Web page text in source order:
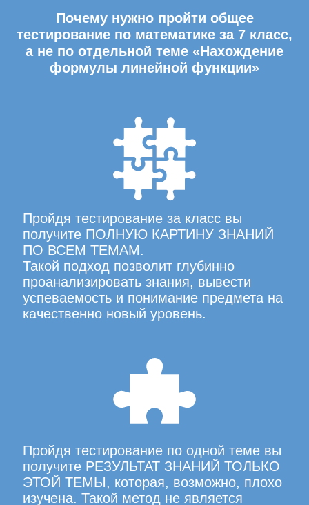
Почему нужно пройти общее
тестирование по математике за 7 класс,
а не по отдельной теме «Нахождение
формулы линейной функции»
Пройдя тестирование за класс вы
получите ПОЛНУЮ КАРТИНУ ЗНАНИЙ
ПО ВСЕМ ТЕМАМ.
Такой подход позволит глубинно
проанализировать знания, вывести
успеваемость и понимание предмета на
качественно новый уровень.
Пройдя тестирование по одной теме вы
получите РЕЗУЛЬТАТ ЗНАНИЙ ТОЛЬКО
ЭТОЙ ТЕМЫ, которая, возможно, плохо
изучена. Такой метод не является